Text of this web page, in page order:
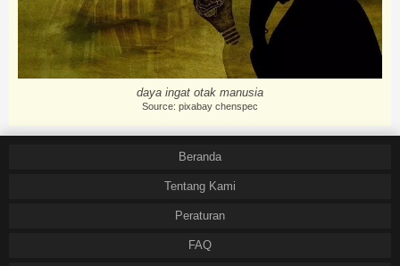
daya ingat otak manusia
Source: pixabay chenspec
Beranda
Tentang Kami
Peraturan
FAQ